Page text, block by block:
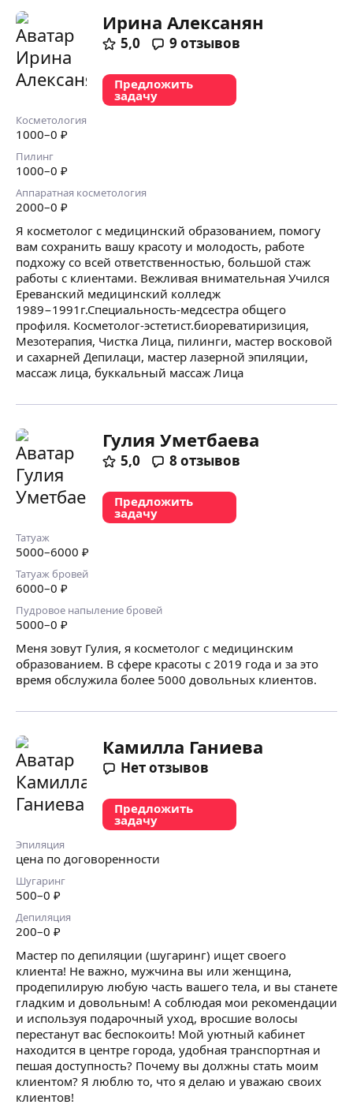
Ирина Алексанян
5,0 9 отзывов
Предложить
задачу
Косметология
1000–0 ₽
Пилинг
1000–0 ₽
Аппаратная косметология
2000–0 ₽
Я косметолог с медицинский образованием, помогу
вам сохранить вашу красоту и молодость, работе
подхожу со всей ответственностью, большой стаж
работы с клиентами. Вежливая внимательная Учился
Ереванский медицинский колледж
1989−1991г.Специальность-медсестра общего
профиля. Косметолог-эстетист.биореватиризиция,
Мезотерапия, Чистка Лица, пилинги, мастер восковой
и сахарней Депилаци, мастер лазерной эпиляции,
массаж лица, буккальный массаж Лица
Гулия Уметбаева
5,0 8 отзывов
Предложить
задачу
Татуаж
5000–6000 ₽
Татуаж бровей
6000–0 ₽
Пудровое напыление бровей
5000–0 ₽
Меня зовут Гулия, я косметолог с медицинским
образованием. В сфере красоты с 2019 года и за это
время обслужила более 5000 довольных клиентов.
Камилла Ганиева
Нет отзывов
Предложить
задачу
Эпиляция
цена по договоренности
Шугаринг
500–0 ₽
Депиляция
200–0 ₽
Мастер по депиляции (шугаринг) ищет своего
клиента! Не важно, мужчина вы или женщина,
продепилирую любую часть вашего тела, и вы станете
гладким и довольным! А соблюдая мои рекомендации
и используя подарочный уход, вросшие волосы
перестанут вас беспокоить! Мой уютный кабинет
находится в центре города, удобная транспортная и
пешая доступность? Почему вы должны стать моим
клиентом? Я люблю то, что я делаю и уважаю своих
клиентов!